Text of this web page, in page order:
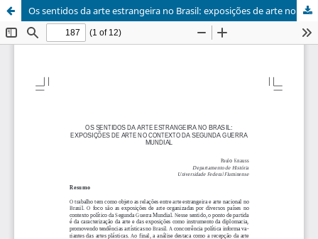
Os sentidos da arte estrangeira no Brasil: exposições de arte no contexto da Segunda Guerra Mundial